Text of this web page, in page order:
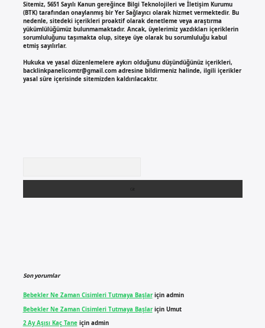
Sitemiz, 5651 Sayılı Kanun gereğince Bilgi Teknolojileri ve İletişim Kurumu
(BTK) tarafından onaylanmış bir Yer Sağlayıcı olarak hizmet vermektedir. Bu
nedenle, sitedeki içerikleri proaktif olarak denetleme veya araştırma
yükümlülüğümüz bulunmamaktadır. Ancak, üyelerimiz yazdıkları içeriklerin
sorumluluğunu taşımakta olup, siteye üye olarak bu sorumluluğu kabul
etmiş sayılırlar.
Hukuka ve yasal düzenlemelere aykırı olduğunu düşündüğünüz içerikleri,
backlinkpanelicomtr@gmail.comadresine bildirmeniz halinde, ilgili içerikler
yasal süre içerisinde sitemizden kaldırılacaktır.
Son yorumlar
Bebekler Ne Zaman Cisimleri Tutmaya Başlariçin admin
Bebekler Ne Zaman Cisimleri Tutmaya Başlariçin Umut
2 Ay Aşısı Kaç Taneiçin admin